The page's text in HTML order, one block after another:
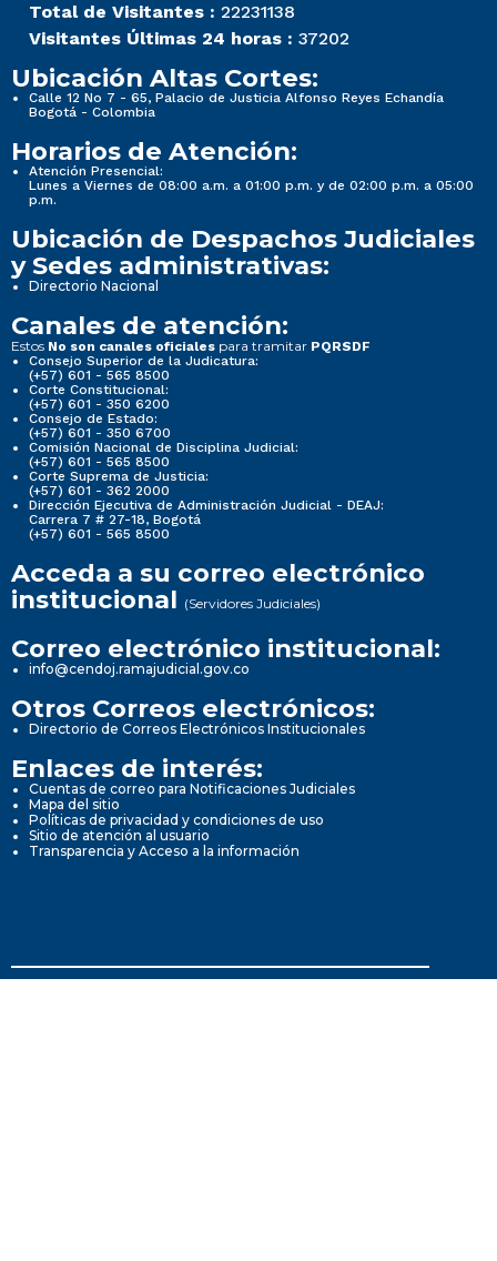
Total de Visitantes : 22231138
Visitantes Últimas 24 horas : 37202
Ubicación Altas Cortes:
Calle 12 No 7 - 65, Palacio de Justicia Alfonso Reyes Echandía
Bogotá - Colombia
Horarios de Atención:
Atención Presencial:
Lunes a Viernes de 08:00 a.m. a 01:00 p.m. y de 02:00 p.m. a 05:00
p.m.
Ubicación de Despachos Judiciales
y Sedes administrativas:
Directorio Nacional
Canales de atención:
Estos No son canales oficiales para tramitar PQRSDF
Consejo Superior de la Judicatura:
(+57) 601 - 565 8500
Corte Constitucional:
(+57) 601 - 350 6200
Consejo de Estado:
(+57) 601 - 350 6700
Comisión Nacional de Disciplina Judicial:
(+57) 601 - 565 8500
Corte Suprema de Justicia:
(+57) 601 - 362 2000
Dirección Ejecutiva de Administración Judicial - DEAJ:
Carrera 7 # 27-18, Bogotá
(+57) 601 - 565 8500
Acceda a su correo electrónico
institucional (Servidores Judiciales)
Correo electrónico institucional:
info@cendoj.ramajudicial.gov.co
Otros Correos electrónicos:
Directorio de Correos Electrónicos Institucionales
Enlaces de interés:
Cuentas de correo para Notificaciones Judiciales
Mapa del sitio
Políticas de privacidad y condiciones de uso
Sitio de atención al usuario
Transparencia y Acceso a la información